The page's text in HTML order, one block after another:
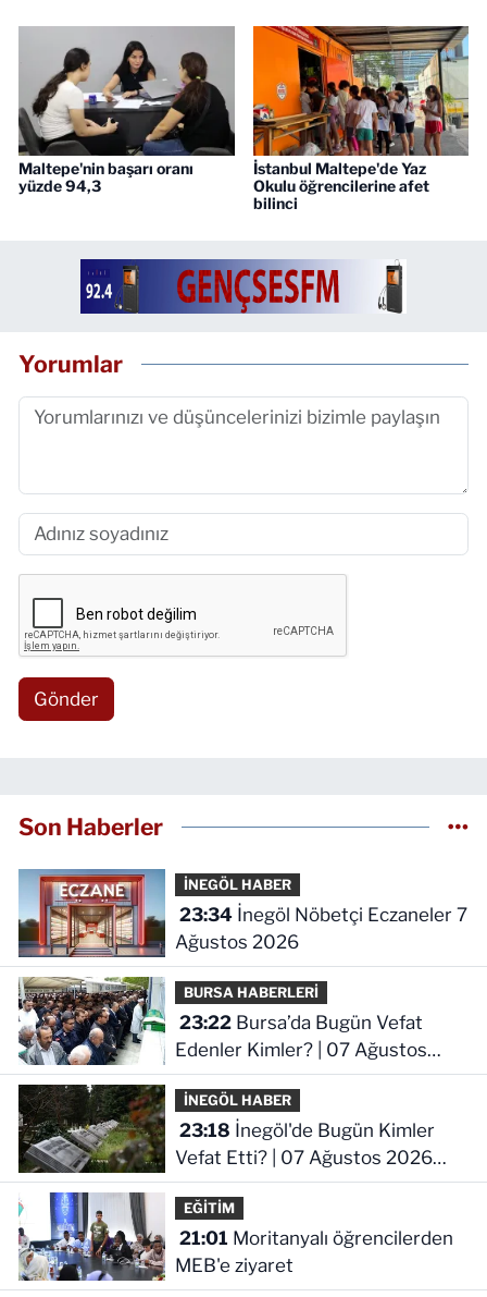
Maltepe'nin başarı oranı
yüzde 94,3
İstanbul Maltepe'de Yaz
Okulu öğrencilerine afet
bilinci
Yorumlar
Gönder
Son Haberler
İNEGÖL HABER
23:34İnegöl Nöbetçi Eczaneler 7
Ağustos 2026
BURSA HABERLERİ
23:22Bursa’da Bugün Vefat
Edenler Kimler? | 07 Ağustos
2026 Cuma
İNEGÖL HABER
23:18
Vefat Etti? | 07 Ağustos 2026
Cuma
EĞİTİM
21:01
MEB'e ziyaret